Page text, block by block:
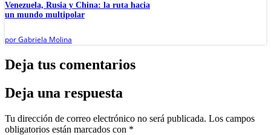
Venezuela, Rusia y China: la ruta hacia
un mundo multipolar
porGabriela Molina
Deja tus comentarios
Deja una respuesta
Tu dirección de correo electrónico no será publicada. Los campos
obligatorios están marcados con *